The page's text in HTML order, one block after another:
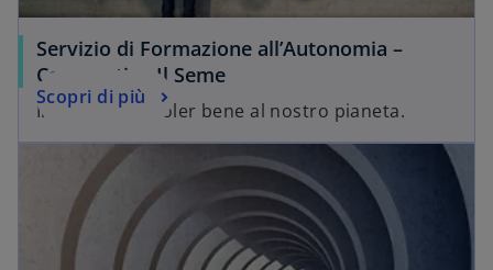
Servizio di Formazione all’Autonomia –
Cooperativa Il Seme
Impariamo a voler bene al nostro pianeta.
Scopri di più